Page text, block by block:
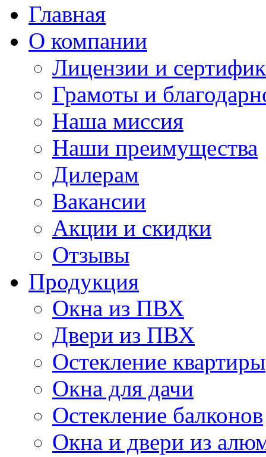
Главная
О компании
Лицензии и
Грамоты и
Наша миссия
Наши преимущества
Дилерам
Вакансии
Акции и скидки
Отзывы
Продукция
Окна из ПВХ
Двери из ПВХ
Остекление квартиры
Окна для дачи
Остекление балконов
Окна и двери из